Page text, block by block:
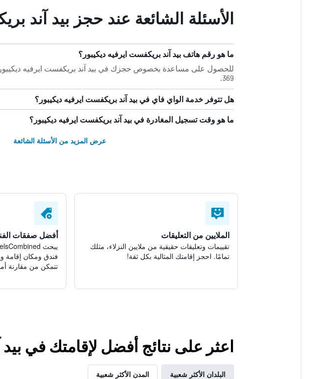
الأسئلة الشائعة عند حجز بيد آند
ما هو رقم هاتف بيد آند بريكفست ايرفيه ديكيبور؟
369.
هل تتوفر خدمة الواي فاي في بيد آند بريكفست ايرفيه ديكيبور؟
ما هو وقت تسجيل المغادرة في بيد آند بريكفست ايرفيه ديكيبور؟
عرض المزيد من الأسئلة الشائعة
الملايين من التعليقات
تقييمات وتعليقات حقيقية من ملايين النزلاء، مثلك
تمامًا. احجز إقامتك المثالية بكل ثقة!
أفضل صفقات
فندق ومكان إقامة
تتمكن من مقارنة
اعثر على نتائج أفضل لإقامتك في
البلدان الأكثر شعبية المدن الأكثر شعبية